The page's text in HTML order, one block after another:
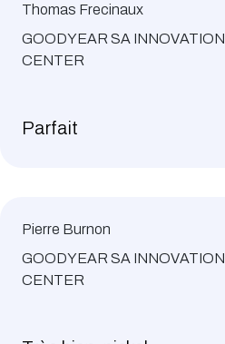
Thomas Frecinaux
GOODYEAR SA INNOVATION
CENTER
Parfait
Pierre Burnon
GOODYEAR SA INNOVATION
CENTER